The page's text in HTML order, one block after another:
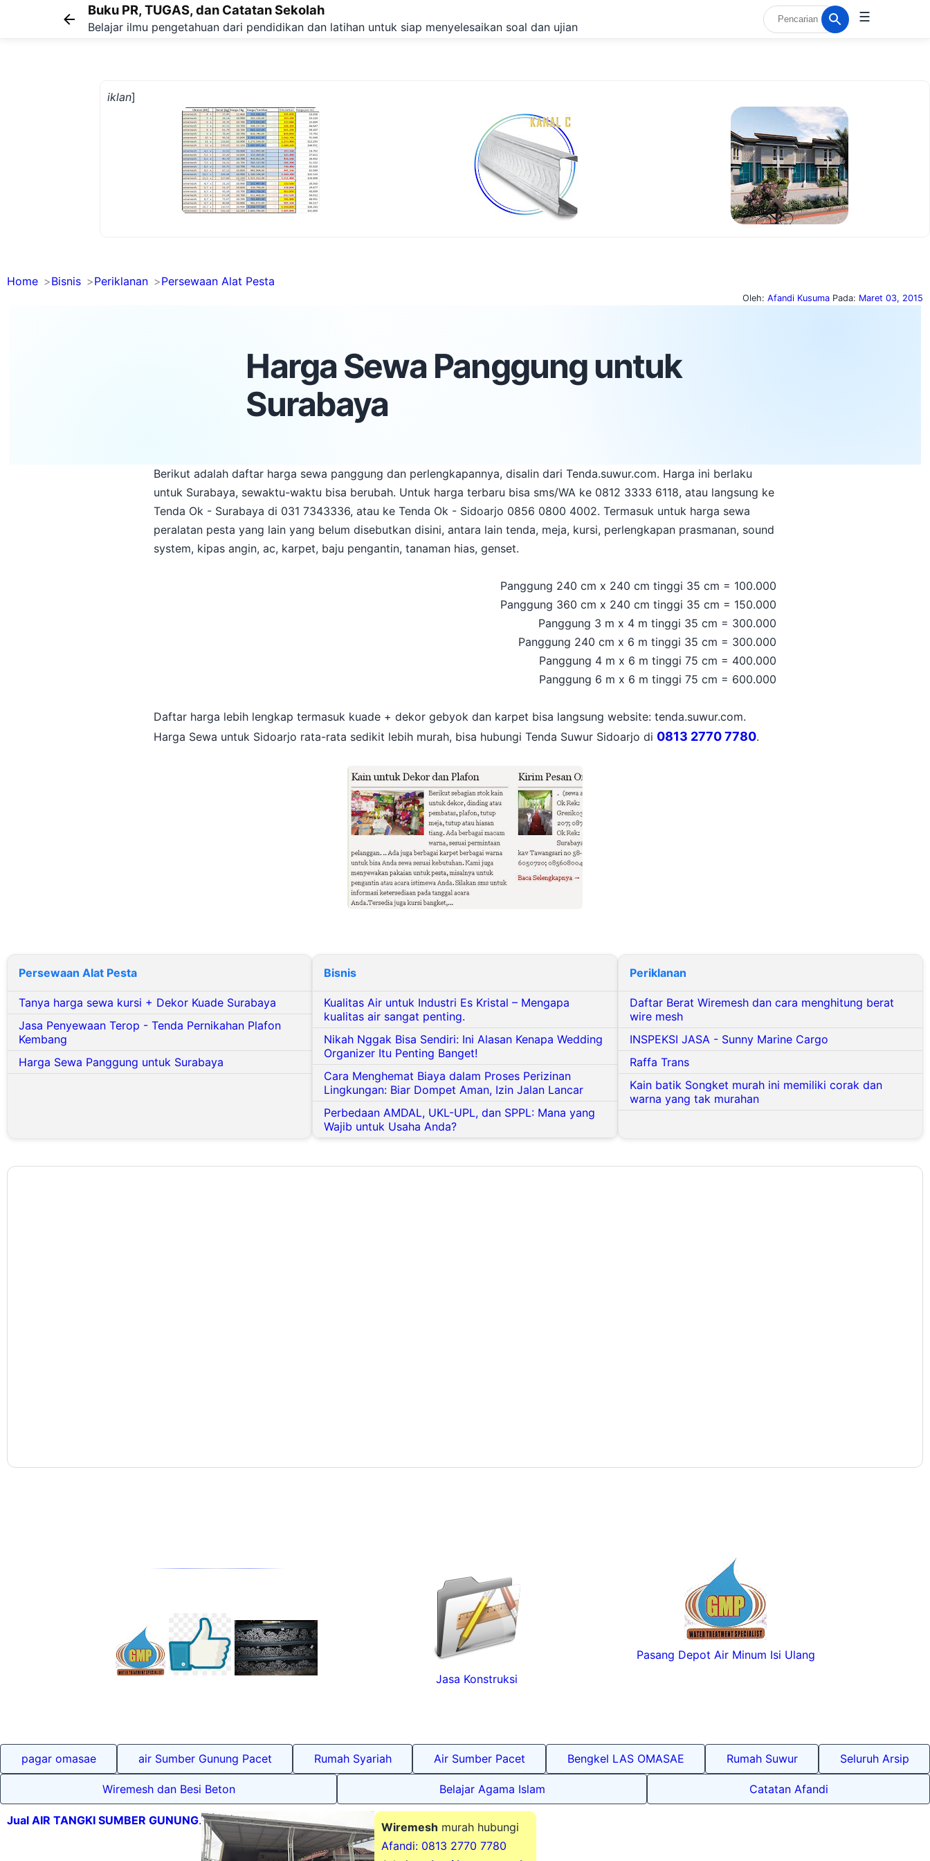
Buku PR, TUGAS, dan Catatan Sekolah
Belajar ilmu pengetahuan dari pendidikan dan latihan untuk siap menyelesaikan soal dan ujian
☰
iklan]
Home Bisnis Periklanan Persewaan Alat Pesta
Oleh: Afandi Kusuma Pada: Maret 03, 2015
Harga Sewa Panggung untuk
Surabaya
Berikut adalah daftar harga sewa panggung dan perlengkapannya, disalin dari Tenda.suwur.com. Harga ini berlaku
untuk Surabaya, sewaktu-waktu bisa berubah. Untuk harga terbaru bisa sms/WA ke 0812 3333 6118, atau langsung ke
Tenda Ok - Surabaya di 031 7343336, atau ke Tenda Ok - Sidoarjo 0856 0800 4002. Termasuk untuk harga sewa
peralatan pesta yang lain yang belum disebutkan disini, antara lain tenda, meja, kursi, perlengkapan prasmanan, sound
system, kipas angin, ac, karpet, baju pengantin, tanaman hias, genset.
Panggung 240 cm x 240 cm tinggi 35 cm = 100.000
Panggung 360 cm x 240 cm tinggi 35 cm = 150.000
Panggung 3 m x 4 m tinggi 35 cm = 300.000
Panggung 240 cm x 6 m tinggi 35 cm = 300.000
Panggung 4 m x 6 m tinggi 75 cm = 400.000
Panggung 6 m x 6 m tinggi 75 cm = 600.000
Daftar harga lebih lengkap termasuk kuade + dekor gebyok dan karpet bisa langsung website: tenda.suwur.com.
Harga Sewa untuk Sidoarjo rata-rata sedikit lebih murah, bisa hubungi Tenda Suwur Sidoarjo di 0813 2770 7780.
Persewaan Alat Pesta
Tanya harga sewa kursi + Dekor Kuade Surabaya
Jasa Penyewaan Terop - Tenda Pernikahan Plafon
Kembang
Harga Sewa Panggung untuk Surabaya
Bisnis
Kualitas Air untuk Industri Es Kristal – Mengapa
kualitas air sangat penting.
Nikah Nggak Bisa Sendiri: Ini Alasan Kenapa Wedding
Organizer Itu Penting Banget!
Cara Menghemat Biaya dalam Proses Perizinan
Lingkungan: Biar Dompet Aman, Izin Jalan Lancar
Perbedaan AMDAL, UKL-UPL, dan SPPL: Mana yang
Wajib untuk Usaha Anda?
Periklanan
Daftar Berat Wiremesh dan cara menghitung berat
wire mesh
INSPEKSI JASA - Sunny Marine Cargo
Raffa Trans
Kain batik Songket murah ini memiliki corak dan
warna yang tak murahan
Jasa Konstruksi
Pasang Depot Air Minum Isi Ulang
pagar omasae air Sumber Gunung Pacet Rumah Syariah Air Sumber Pacet Bengkel LAS OMASAE Rumah Suwur Seluruh Arsip
Wiremesh dan Besi Beton Belajar Agama Islam Catatan Afandi
Jual AIR TANGKI SUMBER GUNUNG. Wiremesh murah hubungi
Afandi: 0813 2770 7780